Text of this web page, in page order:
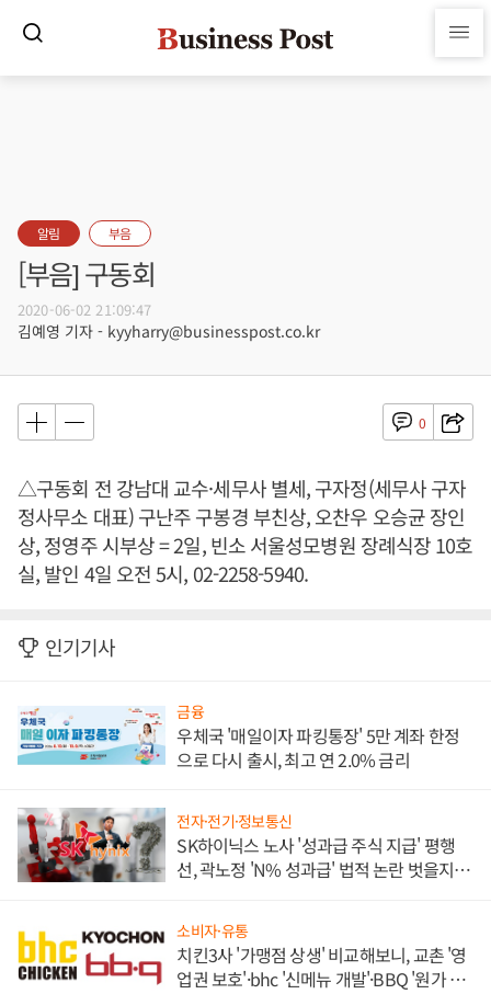
알림 부음
[부음] 구동회
2020-06-02 21:09:47
김예영 기자 - kyyharry@businesspost.co.kr
0
△구동회 전 강남대 교수·세무사 별세, 구자정(세무사 구자
정사무소 대표) 구난주 구봉경 부친상, 오찬우 오승균 장인
상, 정영주 시부상 = 2일, 빈소 서울성모병원 장례식장 10호
실, 발인 4일 오전 5시, 02-2258-5940.
인기기사
금융
우체국 '매일이자 파킹통장' 5만 계좌 한정
으로 다시 출시, 최고 연 2.0% 금리
전자·전기·정보통신
SK하이닉스 노사 '성과급 주식 지급' 평행
선, 곽노정 'N% 성과급' 법적 논란 벗을지 주
소비자·유통
치킨3사 '가맹점 상생' 비교해보니, 교촌 '영
업권 보호'·bhc '신메뉴 개발'·BBQ '원가 부